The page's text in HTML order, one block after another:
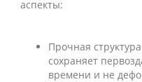
аспекты:
Прочная
сохраняет
времени и не